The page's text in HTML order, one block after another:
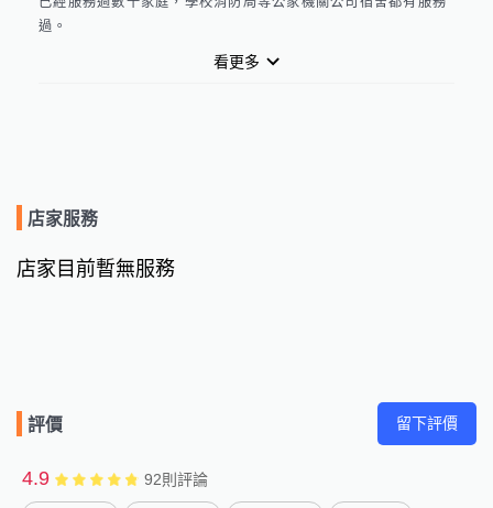
過。
看更多
店家服務
店家目前暫無服務
評價 留下評價
4.9 92則評論